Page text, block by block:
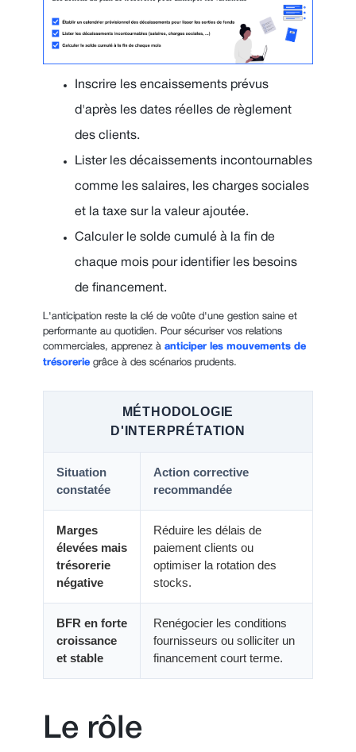
Inscrire les encaissements prévus
d'après les dates réelles de règlement
des clients.
Lister les décaissements incontournables
comme les salaires, les charges sociales
et la taxe sur la valeur ajoutée.
Calculer le solde cumulé à la fin de
chaque mois pour identifier les besoins
de financement.
L'anticipation reste la clé de voûte d'une gestion saine et
performante au quotidien. Pour sécuriser vos relations
commerciales, apprenez à anticiper les mouvements de
trésorerie grâce à des scénarios prudents.
MÉTHODOLOGIE
D'INTERPRÉTATION
Situation
constatée
Action corrective
recommandée
Marges
élevées mais
trésorerie
négative
Réduire les délais de
paiement clients ou
optimiser la rotation des
stocks.
BFR en forte
croissance
et stable
Renégocier les conditions
fournisseurs ou solliciter un
financement court terme.
Le rôle